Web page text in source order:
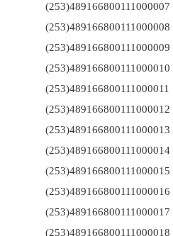
(253)489166800111000007
(253)489166800111000008
(253)489166800111000009
(253)489166800111000010
(253)489166800111000011
(253)489166800111000012
(253)489166800111000013
(253)489166800111000014
(253)489166800111000015
(253)489166800111000016
(253)489166800111000017
(253)489166800111000018